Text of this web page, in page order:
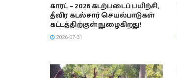
காரட் – 2026 கடற்படைப் பயிற்சி,
தீவிர கடல்சார் செயல்பாடுகள்
கட்டத்திற்குள் நுழைகிறது!
2026-07-31